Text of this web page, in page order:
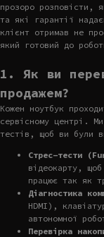
прозоро розповісти,
та які гарантії
клієнт отримав не
який готовий до
1. Як ви
продажем?
Кожен ноутбук
сервісному центрі.
тестів, щоб ви були
Стрес-тести
відеокарту,
працює так як
Діагностика
HDMI),
автономної
Перевірка